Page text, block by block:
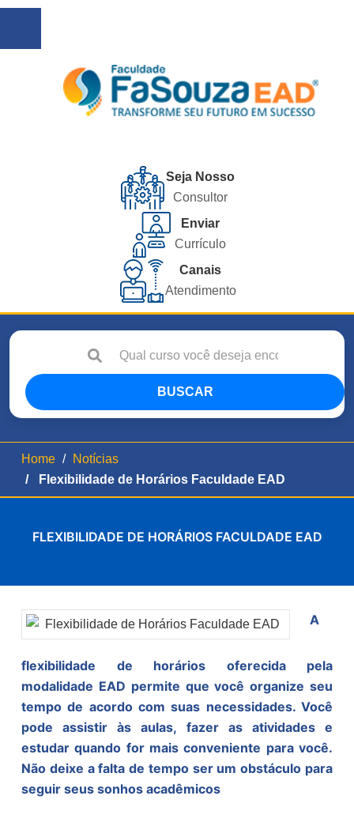
Seja Nosso
Consultor
Enviar
Currículo
Canais
Atendimento
BUSCAR
Home
Notícias
Flexibilidade de Horários Faculdade EAD
FLEXIBILIDADE DE HORÁRIOS FACULDADE EAD
A
flexibilidade de horários oferecida pela
modalidade EAD permite que você organize seu
tempo de acordo com suas necessidades. Você
pode assistir às aulas, fazer as atividades e
estudar quando for mais conveniente para você.
Não deixe a falta de tempo ser um obstáculo para
seguir seus sonhos acadêmicos